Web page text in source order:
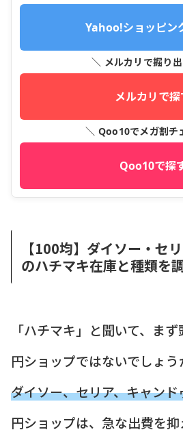
Yahoo!ショッピン
＼ メルカリで掘り
メルカリで探
＼ Qoo10でメガ割チ
Qoo10で探
【100均】ダイソー・セ
のハチマキ在庫と種類を
「ハチマキ」と聞いて、ま
円ショップではないでしょう
ダイソー、セリア、キャンド
円ショップは、急な出費を